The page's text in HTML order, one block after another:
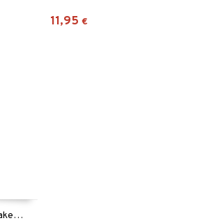
11,95 €
Brushworks Instant Makeup Brush Cleanser